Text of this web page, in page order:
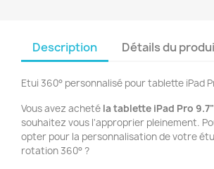
Description Détails du
Etui 360° personnalisé pour tablette iPad
Vous avez acheté la tablette iPad Pro 9.7"
souhaitez vous l'approprier pleinement.
opter pour la personnalisation de votre
rotation 360° ?